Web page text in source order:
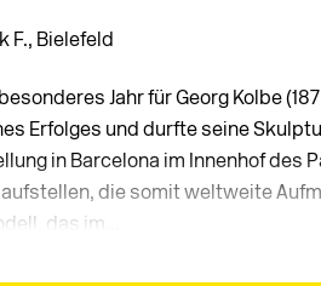
F., Bielefeld
Jahr für Georg Kolbe
Erfolges und durfte seine
in Barcelona im Innenhof des
aufstellen, die somit weltweite
das im...